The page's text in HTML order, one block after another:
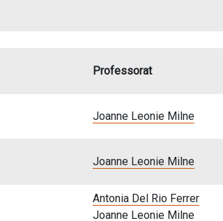
Professorat
Joanne Leonie Milne
Joanne Leonie Milne
Antonia Del Rio Ferrer
Joanne Leonie Milne